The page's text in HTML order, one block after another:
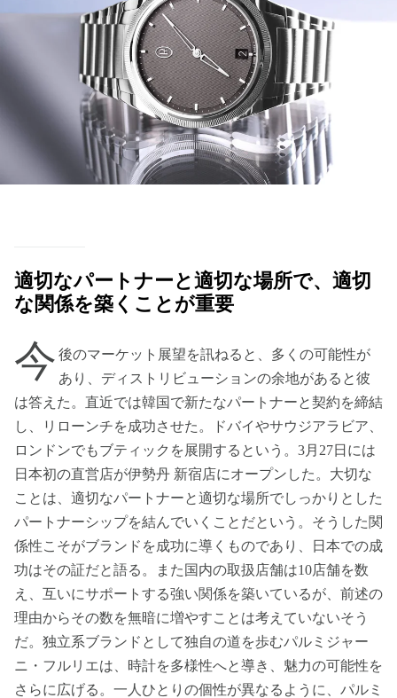
適切なパートナーと適切な場所で、適切
な関係を築くことが重要
今 後のマーケット展望を訊ねると、多くの可能性が
あり、ディストリビューションの余地があると彼
は答えた。直近では韓国で新たなパートナーと契約を締結
し、リローンチを成功させた。ドバイやサウジアラビア、
ロンドンでもブティックを展開するという。3月27日には
日本初の直営店が伊勢丹 新宿店にオープンした。大切な
ことは、適切なパートナーと適切な場所でしっかりとした
パートナーシップを結んでいくことだという。そうした関
係性こそがブランドを成功に導くものであり、日本での成
功はその証だと語る。また国内の取扱店舗は10店舗を数
え、互いにサポートする強い関係を築いているが、前述の
理由からその数を無暗に増やすことは考えていないそう
だ。独立系ブランドとして独自の道を歩むパルミジャー
ニ・フルリエは、時計を多様性へと導き、魅力の可能性を
さらに広げる。一人ひとりの個性が異なるように、パルミ